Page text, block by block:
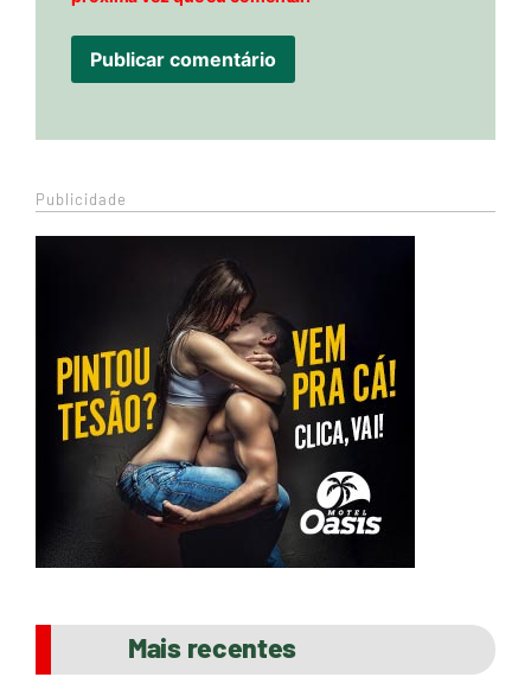
Publicidade
Mais recentes